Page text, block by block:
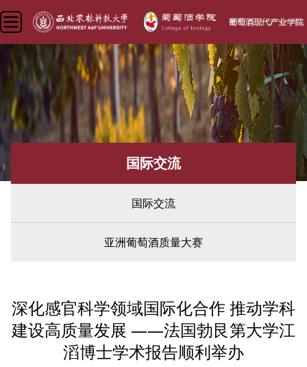
国际交流
国际交流
亚洲葡萄酒质量大赛
深化感官科学领域国际化合作 推动学科
建设高质量发展 ——法国勃艮第大学江
滔博士学术报告顺利举办